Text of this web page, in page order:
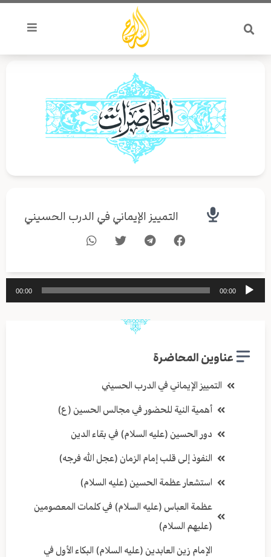
تخطي
المحتوى
التمييز الإيماني في الدرب الحسيني
مشغل
الصوت
00:00
00:00
عناوين المحاضرة
التمييز الإيماني في الدرب الحسيني
أهمية النية للحضور في مجالس الحسين (ع)
دور الحسين (عليه السلام) في بقاء الدين
النفوذ إلى قلب إمام الزمان (عجل الله فرجه)
استشعار عظمة الحسين (عليه السلام)
عظمة العباس (عليه السلام) في كلمات المعصومين
(عليهم السلام)
الإمام زين العابدين (عليه السلام) البكاء الأول في